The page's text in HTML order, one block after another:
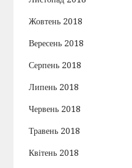
Жовтень 2018
Вересень 2018
Серпень 2018
Липень 2018
Червень 2018
Травень 2018
Квітень 2018